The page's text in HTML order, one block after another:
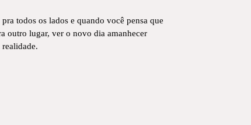
todos os lados e quando você pensa que
outro lugar, ver o novo dia amanhecer